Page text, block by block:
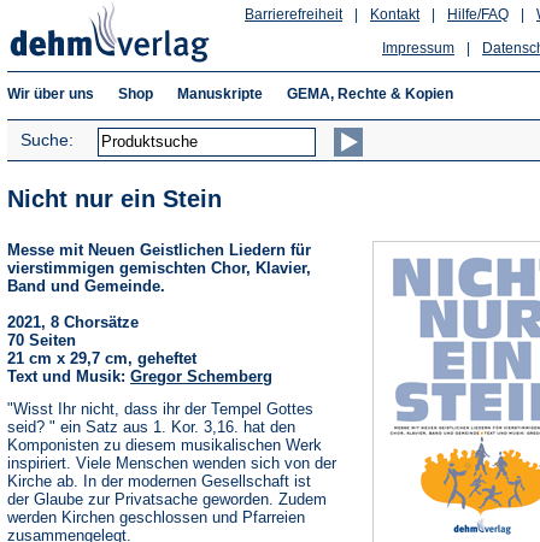
Hilfe/FAQ
Kontakt
Barrierefreiheit
Impressum
Wir über uns Shop Manuskripte GEMA, Rechte & Kopien
Suche:
Nicht nur ein Stein
Messe mit Neuen Geistlichen Liedern für
vierstimmigen gemischten Chor, Klavier,
Band und Gemeinde.
2021, 8 Chorsätze
70 Seiten
21 cm x 29,7 cm, geheftet
Text und Musik: Gregor Schemberg
"Wisst Ihr nicht, dass ihr der Tempel Gottes
seid? " ein Satz aus 1. Kor. 3,16. hat den
Komponisten zu diesem musikalischen Werk
inspiriert. Viele Menschen wenden sich von der
Kirche ab. In der modernen Gesellschaft ist
der Glaube zur Privatsache geworden. Zudem
werden Kirchen geschlossen und Pfarreien
zusammengelegt.